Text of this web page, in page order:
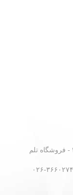
کرج - جاده فردیس - نبش گلستان ۳۰ - فروشگاه تلم